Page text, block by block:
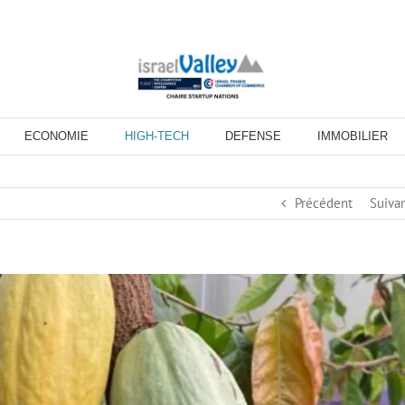
ECONOMIE HIGH-TECH DEFENSE IMMOBILIER
Précédent